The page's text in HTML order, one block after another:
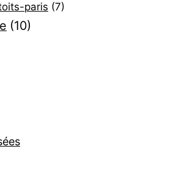
paris (7)
(10)